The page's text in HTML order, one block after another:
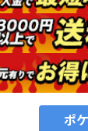
ポ